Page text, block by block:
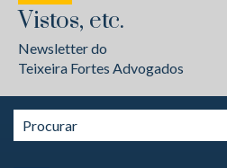
Vistos, etc.
Newsletter do
Teixeira Fortes Advogados